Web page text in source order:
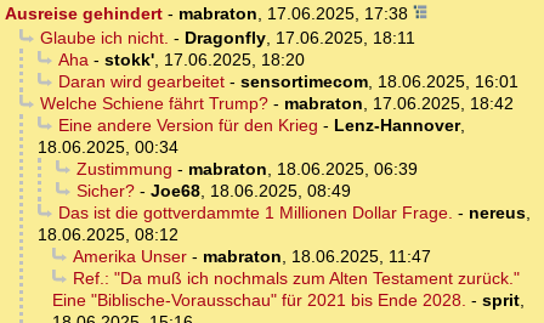
Ausreise gehindert - mabraton, 17.06.2025, 17:38
Glaube ich nicht. - Dragonfly, 17.06.2025, 18:11
Aha- stokk', 17.06.2025, 18:20
Daran wird gearbeitet- sensortimecom, 18.06.2025, 16:01
Welche Schiene fährt Trump?- mabraton, 17.06.2025, 18:42
Eine andere Version für den Krieg - Lenz-Hannover,
18.06.2025, 00:34
Zustimmung - mabraton, 18.06.2025, 06:39
Sicher?- Joe68, 18.06.2025, 08:49
Das ist die gottverdammte 1 Millionen Dollar Frage. - nereus,
18.06.2025, 08:12
Amerika Unser- mabraton, 18.06.2025, 11:47
Ref.: "Da muß ich nochmals zum Alten Testament zurück."
Eine "Biblische-Vorausschau" für 2021 bis Ende 2028. - sprit,